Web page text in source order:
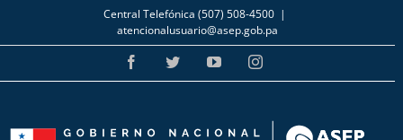
Skip
to
content
Central Telefónica (507) 508-4500 |
atencionalusuario@asep.gob.pa
FacebookTwitterYouTubeInstagram